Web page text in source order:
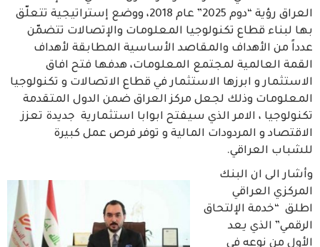
العراق رؤية “دوم 2025” عام 2018، ووضع إستراتيجية تتعلّق
بها لبناء قطاع تكنولوجيا المعلومات والإتصالات تتضمّن
عدداً من الأهداف والمقاصد الأساسية المطابقة لأهداف
القمة العالمية لمجتمع المعلومات، هدفها فتح افاق
الاستثمار و ابرزها الاستثمار في قطاع الاتصالات و تكنولوجيا
المعلومات وذلك لجعل مركز العراق ضمن الدول المتقدمة
تكنولوجيا ، الامر الذي سيفتح ابوابا استثمارية جديدة تعزز
الاقتصاد و المردودات المالية و توفر فرص عمل كبيرة
للشباب العراقي.
وأشار الى ان البنك
المركزي العراقي
اطلق “خدمة الإلتحاق
الرقمي” الذي يعد
الأول من نوعه في